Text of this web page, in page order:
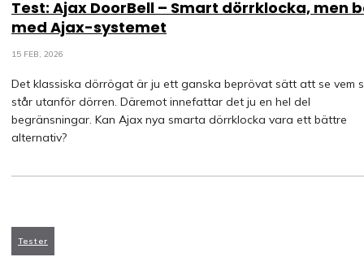
Test: Ajax DoorBell – Smart dörrklocka, men
med Ajax-systemet
15 FEB, 2026
Det klassiska dörrögat är ju ett ganska beprövat sätt att se vem
står utanför dörren. Däremot innefattar det ju en hel del
begränsningar. Kan Ajax nya smarta dörrklocka vara ett bättre
alternativ?
Tester